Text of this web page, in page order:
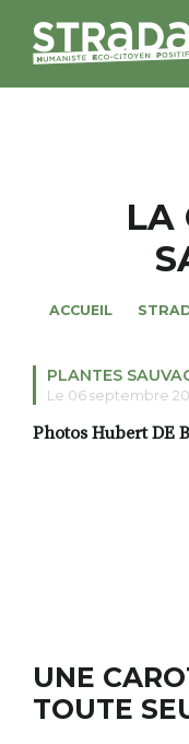
MAGAZINES
NOS THÈMES
ALTER STRADA
LA
ACCUEIL
PLANTES
Le 06 septembre
Photos Hubert DE
UNE
TOUTE